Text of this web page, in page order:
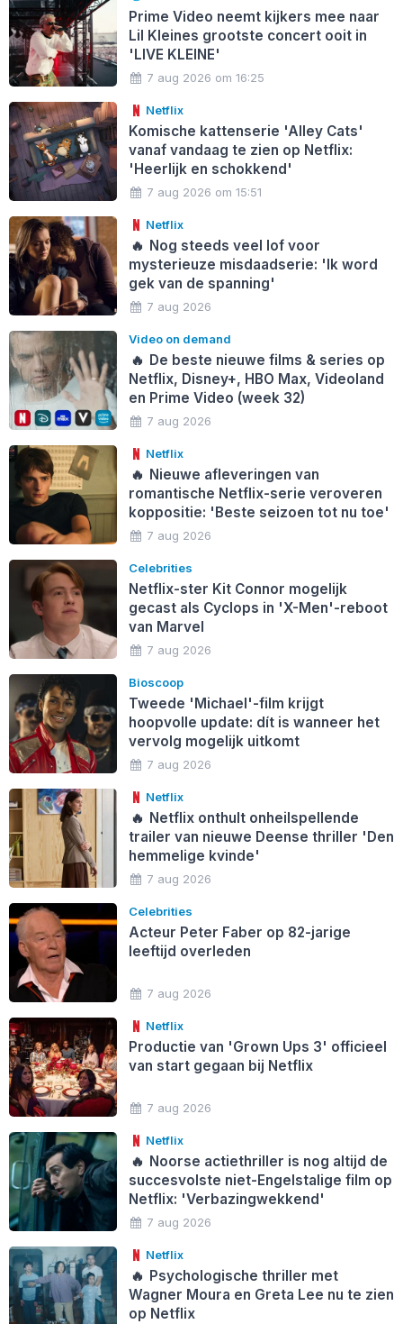
Prime Video neemt kijkers mee naar
Lil Kleines grootste concert ooit in
'LIVE KLEINE'
7 aug 2026 om 16:25
Netflix
Komische kattenserie 'Alley Cats'
vanaf vandaag te zien op Netflix:
'Heerlijk en schokkend'
7 aug 2026 om 15:51
Netflix
🔥 Nog steeds veel lof voor
mysterieuze misdaadserie: 'Ik word
gek van de spanning'
7 aug 2026
Video on demand
🔥 De beste nieuwe films & series op
Netflix, Disney+, HBO Max, Videoland
en Prime Video (week 32)
7 aug 2026
Netflix
🔥 Nieuwe afleveringen van
romantische Netflix-serie veroveren
koppositie: 'Beste seizoen tot nu toe'
7 aug 2026
Celebrities
Netflix-ster Kit Connor mogelijk
gecast als Cyclops in 'X-Men'-reboot
van Marvel
7 aug 2026
Bioscoop
Tweede 'Michael'-film krijgt
hoopvolle update: dít is wanneer het
vervolg mogelijk uitkomt
7 aug 2026
Netflix
🔥 Netflix onthult onheilspellende
trailer van nieuwe Deense thriller 'Den
hemmelige kvinde'
7 aug 2026
Celebrities
Acteur Peter Faber op 82-jarige
leeftijd overleden
7 aug 2026
Netflix
Productie van 'Grown Ups 3' officieel
van start gegaan bij Netflix
7 aug 2026
Netflix
🔥 Noorse actiethriller is nog altijd de
succesvolste niet-Engelstalige film op
Netflix: 'Verbazingwekkend'
7 aug 2026
Netflix
🔥 Psychologische thriller met
Wagner Moura en Greta Lee nu te zien
op Netflix